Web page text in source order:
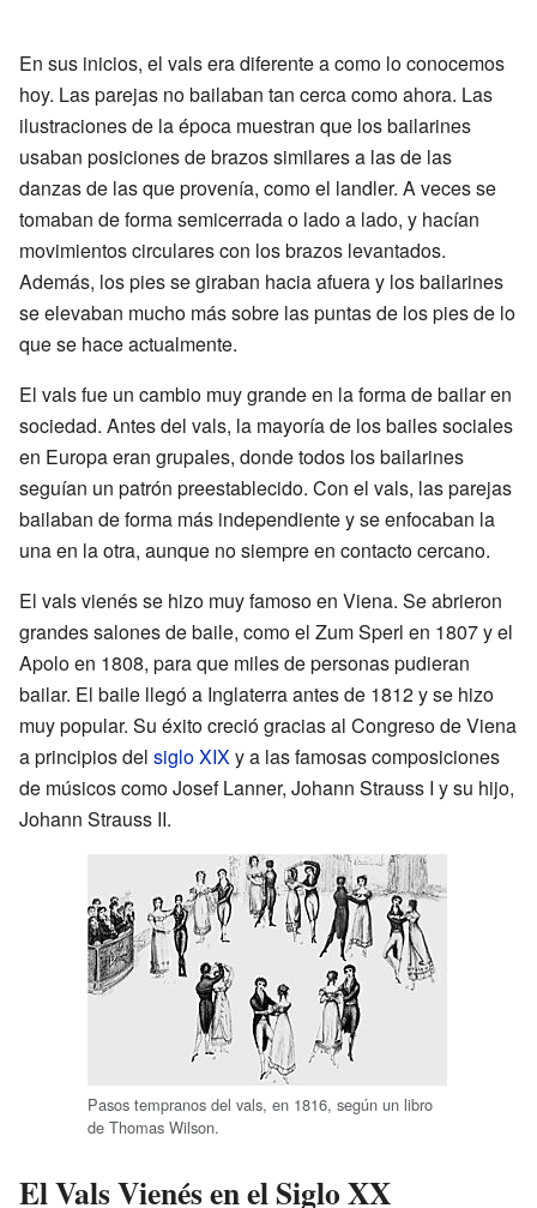
En sus inicios, el vals era diferente a como lo conocemos
hoy. Las parejas no bailaban tan cerca como ahora. Las
ilustraciones de la época muestran que los bailarines
usaban posiciones de brazos similares a las de las
danzas de las que provenía, como el landler. A veces se
tomaban de forma semicerrada o lado a lado, y hacían
movimientos circulares con los brazos levantados.
Además, los pies se giraban hacia afuera y los bailarines
se elevaban mucho más sobre las puntas de los pies de lo
que se hace actualmente.
El vals fue un cambio muy grande en la forma de bailar en
sociedad. Antes del vals, la mayoría de los bailes sociales
en Europa eran grupales, donde todos los bailarines
seguían un patrón preestablecido. Con el vals, las parejas
bailaban de forma más independiente y se enfocaban la
una en la otra, aunque no siempre en contacto cercano.
El vals vienés se hizo muy famoso en Viena. Se abrieron
grandes salones de baile, como el Zum Sperl en 1807 y el
Apolo en 1808, para que miles de personas pudieran
bailar. El baile llegó a Inglaterra antes de 1812 y se hizo
muy popular. Su éxito creció gracias al Congreso de Viena
a principios del siglo XIX y a las famosas composiciones
de músicos como Josef Lanner, Johann Strauss I y su hijo,
Johann Strauss II.
Pasos tempranos del vals, en 1816, según un libro
de Thomas Wilson.
El Vals Vienés en el Siglo XX